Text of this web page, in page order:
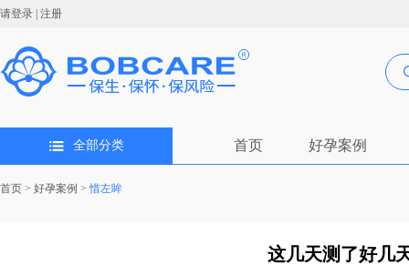
请登录 | 注册
全部分类 首页 好孕案例
首页 > 好孕案例 >惜左眸
这几天测了好几